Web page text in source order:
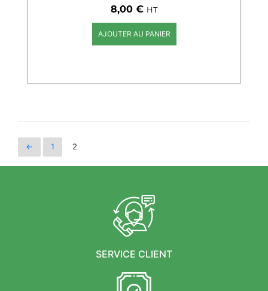
8,00 € HT
AJOUTER AU PANIER
← 1 2
SERVICE CLIENT